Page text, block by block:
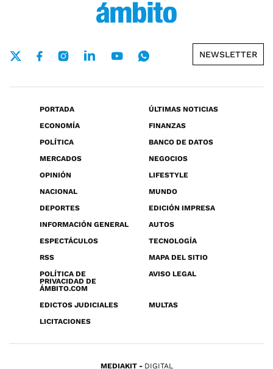
NEWSLETTER
PORTADA
ÚLTIMAS NOTICIAS
ECONOMÍA
FINANZAS
POLÍTICA
BANCO DE DATOS
MERCADOS
NEGOCIOS
OPINIÓN
LIFESTYLE
NACIONAL
MUNDO
DEPORTES
EDICIÓN IMPRESA
INFORMACIÓN GENERAL
AUTOS
ESPECTÁCULOS
TECNOLOGÍA
RSS
MAPA DEL SITIO
POLÍTICA DE
PRIVACIDAD DE
ÁMBITO.COM
AVISO LEGAL
EDICTOS JUDICIALES
MULTAS
LICITACIONES
MEDIAKIT DIGITAL